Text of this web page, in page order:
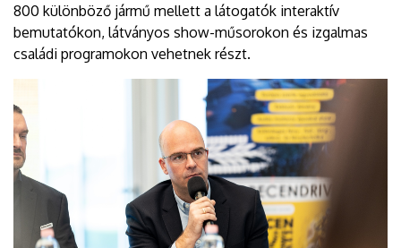
800 különböző jármű mellett a látogatók interaktív
bemutatókon, látványos show-műsorokon és izgalmas
családi programokon vehetnek részt.